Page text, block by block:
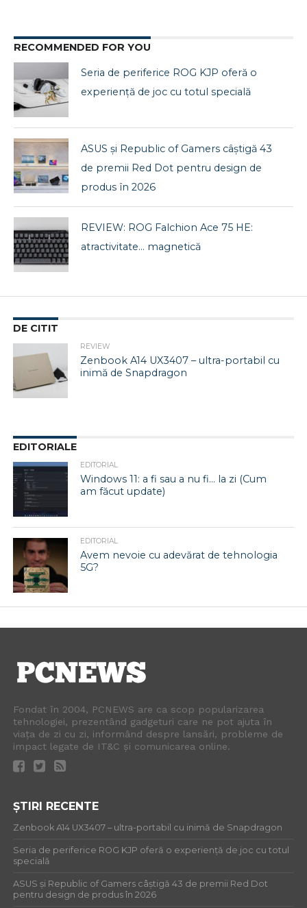
RECOMMENDED FOR YOU
Seria de periferice ROG KJP oferă o
experiență de joc cu totul specială
ASUS și Republic of Gamers câștigă 43
de premii Red Dot pentru design de
produs în 2026
REVIEW: ROG Falchion Ace 75 HE:
atractivitate… magnetică
DE CITIT
REVIEW
Zenbook A14 UX3407 – ultra-portabil cu
inimă de Snapdragon
EDITORIALE
EDITORIAL
Windows 11: a fi sau a nu fi… la zi (Cum
am făcut update)
EDITORIAL
Avem nevoie cu adevărat de tehnologia
5G?
Fondat în 2004, PCNEWS are ca scop popularizarea
tehnologiei, prezentând gadgeturi care ne pot ajuta în
viața de zi cu zi, informând despre lansări, probleme de
impact legate de IT&C și comunicarea online.
ȘTIRI RECENTE
Zenbook A14 UX3407 – ultra-portabil cu inimă de Snapdragon
Seria de periferice ROG KJP oferă o experiență de joc cu totul
specială
ASUS și Republic of Gamers câștigă 43 de premii Red Dot
pentru design de produs în 2026